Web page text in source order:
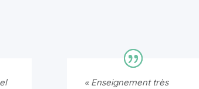
« Enseignement très